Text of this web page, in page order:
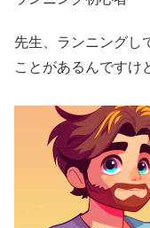
先生、ランニングし
ことがあるんですけ